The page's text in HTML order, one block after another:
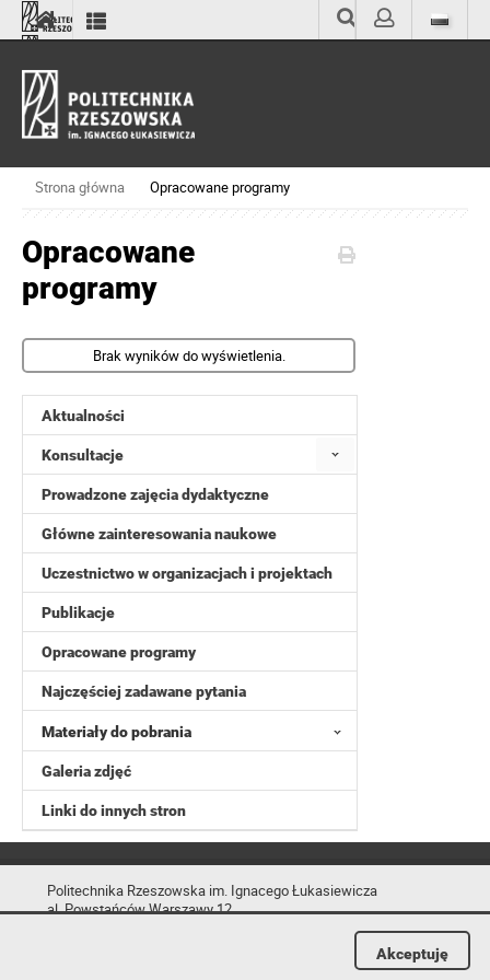
Strona główna Opracowane programy
Aktualności
Konsultacje
Prowadzone zajęcia dydaktyczne
Główne zainteresowania naukowe
Uczestnictwo w organizacjach i projektach
Publikacje
Opracowane programy
Najczęściej zadawane pytania
Materiały do pobrania
Galeria zdjęć
Linki do innych stron
Opracowane
programy
Brak wyników do wyświetlenia.
Politechnika Rzeszowska im. Ignacego Łukasiewicza
al. Powstańców Warszawy 12
Akceptuję